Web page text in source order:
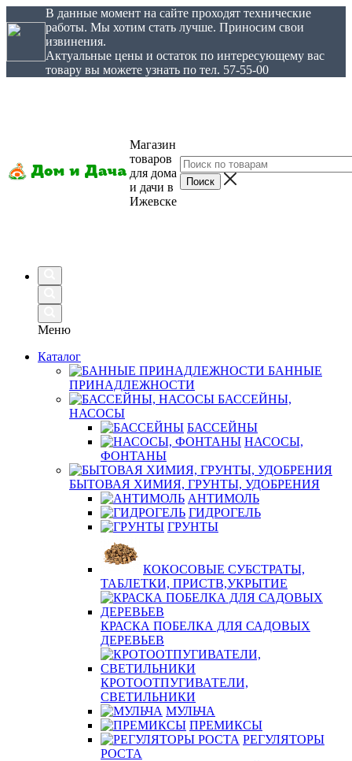
В данные момент на сайте проходят технические
работы. Мы хотим стать лучше. Приносим свои
извинения.
Актуальные цены и остаток по интересующему вас
товару вы можете узнать по тел. 57-55-00
Магазин
товаров
для дома
и дачи в
Ижевске
Меню
Каталог
БАННЫЕ
ПРИНАДЛЕЖНОСТИ
БАССЕЙНЫ,
НАСОСЫ
БАССЕЙНЫ
НАСОСЫ,
ФОНТАНЫ
БЫТОВАЯ ХИМИЯ, ГРУНТЫ, УДОБРЕНИЯ
АНТИМОЛЬ
ГИДРОГЕЛЬ
ГРУНТЫ
КОКОСОВЫЕ СУБСТРАТЫ,
ТАБЛЕТКИ, ПРИСТВ,УКРЫТИЕ
КРАСКА ПОБЕЛКА ДЛЯ САДОВЫХ
ДЕРЕВЬЕВ
КРОТООТПУГИВАТЕЛИ,
СВЕТИЛЬНИКИ
МУЛЬЧА
ПРЕМИКСЫ
РЕГУЛЯТОРЫ
РОСТА